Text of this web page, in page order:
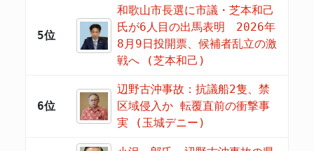
5位
和歌山市長選に市議・芝本和己
氏が6人目の出馬表明 2026年
8月9日投開票、候補者乱立の激
戦へ (芝本和己)
6位
辺野古沖事故：抗議船2隻、禁
区域侵入か 転覆直前の衝撃事
実 (玉城デニー)